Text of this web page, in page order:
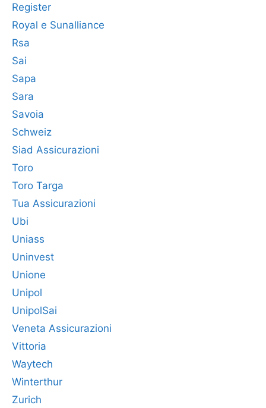
Register
Royal e Sunalliance
Rsa
Sai
Sapa
Sara
Savoia
Schweiz
Siad Assicurazioni
Toro
Toro Targa
Tua Assicurazioni
Ubi
Uniass
Uninvest
Unione
Unipol
UnipolSai
Veneta Assicurazioni
Vittoria
Waytech
Winterthur
Zurich